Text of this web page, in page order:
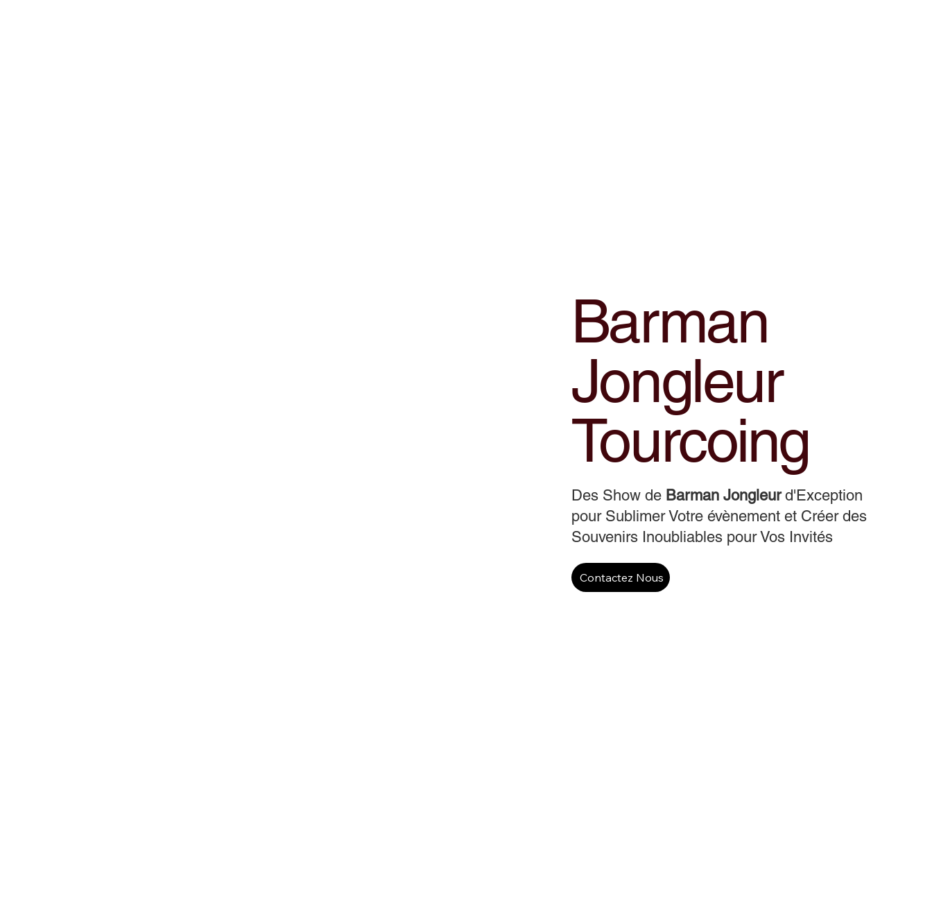
Barman
Jongleur
Tourcoing
Des Show de Barman Jongleurd'Exception
pour Sublimer Votre évènement et Créer des
Souvenirs Inoubliables pour Vos Invités
Contactez Nous